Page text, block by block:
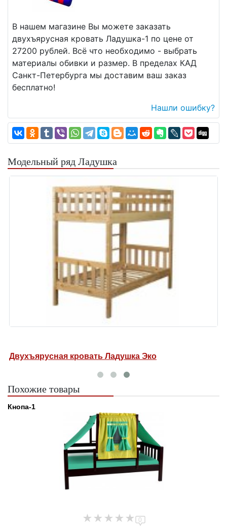
В нашем магазине Вы можете заказать
двухъярусная кровать Ладушка-1 по цене от
27200 рублей. Всё что необходимо - выбрать
материалы обивки и размер. В пределах КАД
Санкт-Петербурга мы доставим ваш заказ
бесплатно!
Нашли ошибку?
Модельный ряд Ладушка
Двухъярусная кровать Ладушка Эко
Похожие товары
Кнопа-1
0